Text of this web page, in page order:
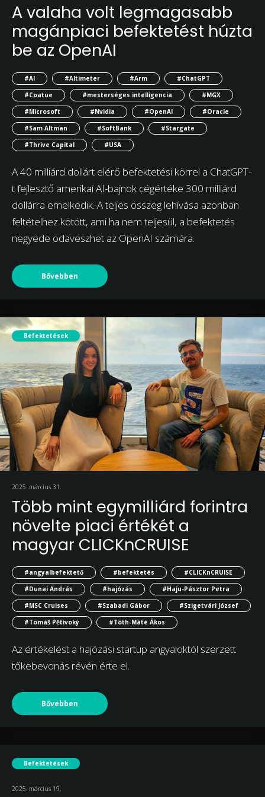
A valaha volt legmagasabb
magánpiaci befektetést húzta
be az OpenAI
#AI #Altimeter #Arm
#ChatGPT
#Coatue
#mesterséges intelligencia
#MGX
#Microsoft
#Nvidia #OpenAI
#Oracle
#Sam Altman
#SoftBank
#Stargate
#Thrive Capital
#USA
A 40 milliárd dollárt elérő befektetési körrel a ChatGPT-
t fejlesztő amerikai AI-bajnok cégértéke 300 milliárd
dollárra emelkedik. A teljes összeg lehívása azonban
feltételhez kötött, ami ha nem teljesül, a befektetés
negyede odaveszhet az OpenAI számára.
Bővebben
Befektetések
2025. március 31.
Több mint egymilliárd forintra
növelte piaci értékét a
magyar CLICKnCRUISE
#angyalbefektető #befektetés
#CLICKnCRUISE
#Dunai András
#hajózás
#Haju-Pásztor Petra
#MSC Cruises
#Szabadi Gábor
#Szigetvári József
#Tomáš Pětivoký
#Tóth-Máté Ákos
Az értékelést a hajózási startup angyaloktól szerzett
tőkebevonás révén érte el.
Bővebben
Befektetések
2025. március 19.